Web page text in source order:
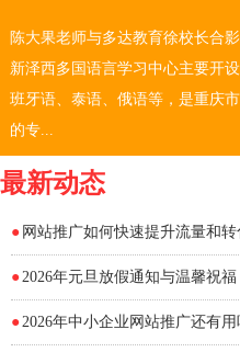
陈大果老师与多达教育徐校长合
新泽西多国语言学习中心主要开
班牙语、泰语、俄语等，是重庆
的专...
最新动态
● 网站推广如何快速提升流量和转
● 2026年元旦放假通知与温馨祝福
● 2026年中小企业网站推广还有用